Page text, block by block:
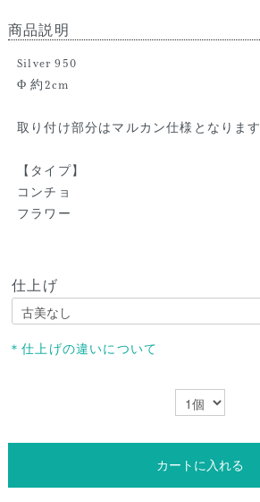
商品説明
Silver 950
Φ 約2cm
取り付け部分はマルカン仕様となります
【タイプ】
コンチョ
フラワー
仕上げ
＊仕上げの違いについて
カートに入れる